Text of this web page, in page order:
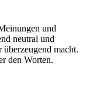
und
neutral und
macht.
den Worten.